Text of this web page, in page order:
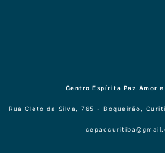
Centro Espírita Paz Amor
Rua Cleto da Silva, 765 - Boqueirão,